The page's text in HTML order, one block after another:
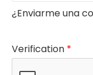
¿Enviarme una
Verification *